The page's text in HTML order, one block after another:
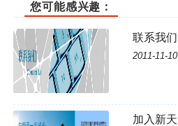
您可能感兴趣：
联系我们
2011-11-10
加入新天